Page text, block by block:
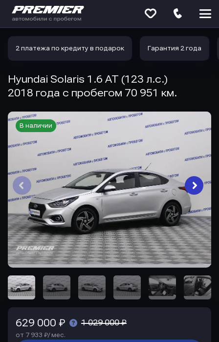
2 платежа по кредиту в подарок Гарантия 2 года
Hyundai Solaris 1.6 AT (123 л.с.)
2018 года с пробегом 70 951 км.
В наличии
629 000 ₽ 1 029 000 ₽
от 7 933 ₽/ мес.